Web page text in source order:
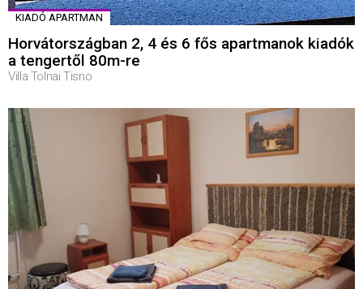
KIADÓ APARTMAN
Horvátországban 2, 4 és 6 fős apartmanok kiadók
a tengertől 80m-re
Villa Tolnai Tisno